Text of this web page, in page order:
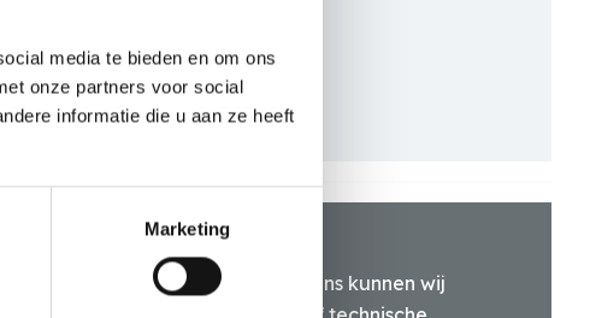
media te bieden en om ons
onze partners voor social
informatie die u aan ze heeft
Marketing
transportdienst en servicewagens kunnen wij